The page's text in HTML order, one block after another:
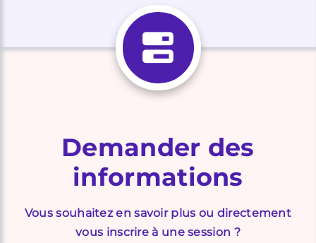
Demander des
informations
Vous souhaitez en savoir plus ou directement
vous inscrire à une session ?